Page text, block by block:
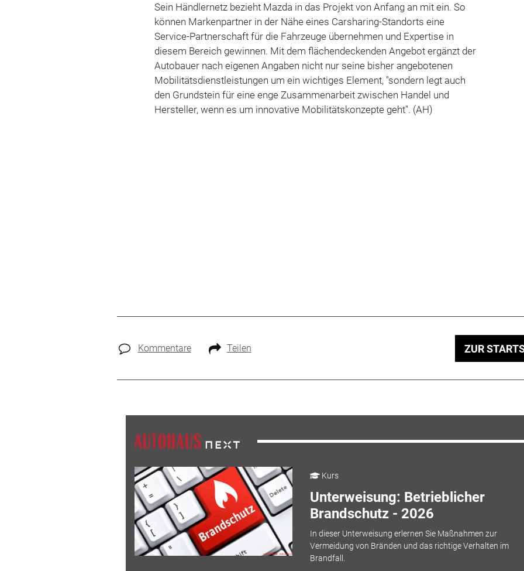
Sein Händlernetz bezieht Mazda in das Projekt von Anfang an mit ein. So
können Markenpartner in der Nähe eines Carsharing-Standorts eine
Service-Partnerschaft für die Fahrzeuge übernehmen und Expertise in
diesem Bereich gewinnen. Mit dem flächendeckenden Angebot ergänzt der
Autobauer nach eigenen Angaben nicht nur seine bisher angebotenen
Mobilitätsdienstleistungen um ein wichtiges Element, "sondern legt auch
den Grundstein für eine enge Zusammenarbeit zwischen Handel und
Hersteller, wenn es um innovative Mobilitätskonzepte geht". (AH)
Kommentare Teilen ZUR
Kurs
Unterweisung: Betrieblicher
Brandschutz - 2026
In dieser Unterweisung erlernen Sie Maßnahmen zur
Vermeidung von Bränden und das richtige Verhalten im
Brandfall.